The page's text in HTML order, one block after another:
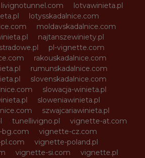
livignotunnel.com
lotvawinieta.pl
lotysskadalnice.com
moldavskadalnice.com
najtanszewiniety.pl
pl-vignette.com
rakouskadalnice.com
rumunskadalnice.com
slovenskadalnice.com
slowacja-winieta.pl
sloweniawinieta.pl
szwajcariawinieta.pl
tunellivigno.pl
vignette-at.com
vignette-cz.com
vignette-poland.pl
vignette-si.com
vignette.pl